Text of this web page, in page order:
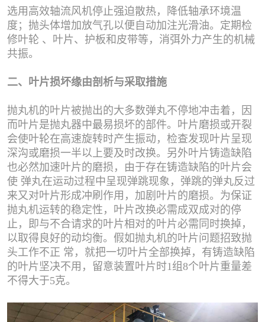
选用高效轴流风机停止强迫散热，降低轴承环境温
度；抛头体增加放气孔以便自动加注光滑油。定期检
修叶轮 、叶片、护板和皮带等，消弭外力产生的机械
共振。
二、叶片损坏缘由剖析与采取措施
抛丸机的叶片被抛出的大多数弹丸不停地冲击着，因
而叶片是抛丸器中最易损坏的部件。叶片磨损或开裂
会使叶轮在高速旋转时产生振动，检查发现叶片呈现
深沟或磨损一半以上要及时改换。另外叶片铸造缺陷
也必然加速叶片的磨损，由于存在铸造缺陷的叶片会
使 弹丸在运动过程中呈现弹跳现象，弹跳的弹丸反过
来又对叶片形成冲刷作用，加剧叶片的磨损。为保证
抛丸机运转的稳定性，叶片改换必需成双成对的停
止，即与不合请求的叶片相对的叶片必需同时换掉，
以取得良好的动均衡。假如抛丸机的叶片问题招致抛
头工作不正 常，就把一切叶片全部换掉，有铸造缺陷
的叶片坚决不用，留意装置叶片时1组8个叶片重量差
不得大于5克。